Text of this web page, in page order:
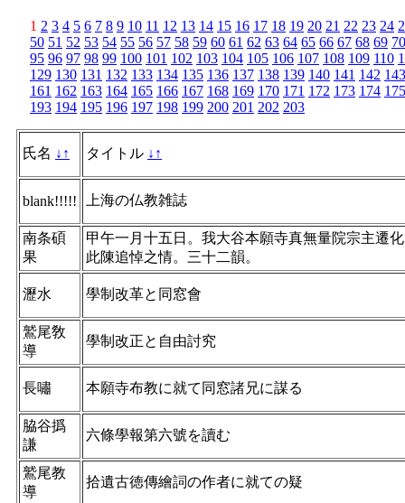
1 2 3 4 5 6 7 8 9 10 11 12 13 14 15 16 17 18 19 20 21 22 23 24
50 51 52 53 54 55 56 57 58 59 60 61 62 63 64 65 66 67 68 69 70
95 96 97 98 99 100 101 102 103 104 105 106 107 108 109 110
129 130 131 132 133 134 135 136 137 138 139 140 141 142 143
161 162 163 164 165 166 167 168 169 170 171 172 173 174 175
193 194 195 196 197 198 199 200 201 202 203
氏名 ↓ ↑ タイトル ↓ ↑
blank!!!!! 上海の仏教雑誌
南条碩
果
甲午一月十五日。我大谷本願寺真無量院宗主遷
此陳追悼之情。三十二韻。
瀝水 學制改革と同窓會
鷲尾敎
導
學制改正と自由討究
長嘯 本願寺布教に就て同窓諸兄に謀る
脇谷撝
謙
六條學報第六號を讀む
鷲尾教
導
拾遺古徳傳繪詞の作者に就ての疑